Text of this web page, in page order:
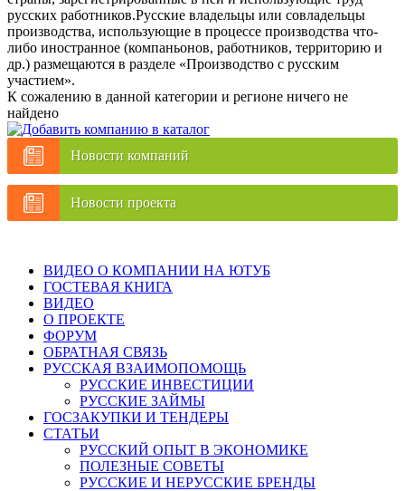
русских работников.Русские владельцы или совладельцы
производства, использующие в процессе производства что-
либо иностранное (компаньонов, работников, территорию и
др.) размещаются в разделе «Производство с русским
участием».
К сожалению в данной категории и регионе ничего не
найдено
Новости компаний
Новости проекта
ВИДЕО О КОМПАНИИ НА ЮТУБ
ГОСТЕВАЯ КНИГА
ВИДЕО
О ПРОЕКТЕ
ФОРУМ
ОБРАТНАЯ СВЯЗЬ
РУССКАЯ ВЗАИМОПОМОЩЬ
РУССКИЕ ИНВЕСТИЦИИ
РУССКИЕ ЗАЙМЫ
ГОСЗАКУПКИ И ТЕНДЕРЫ
СТАТЬИ
РУССКИЙ ОПЫТ В ЭКОНОМИКЕ
ПОЛЕЗНЫЕ СОВЕТЫ
РУССКИЕ И НЕРУССКИЕ БРЕНДЫ